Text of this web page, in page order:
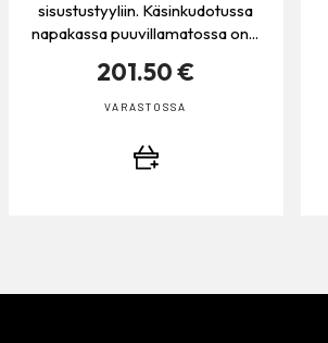
sisustustyyliin. Käsinkudotussa
napakassa puuvillamatossa on...
201.50 €
VARASTOSSA